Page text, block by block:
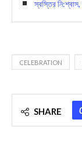
স্বস্তির
CELEBRATION
SHARE